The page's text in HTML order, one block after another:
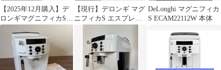
【2025年12月購入】デ
ロンギマグニフィカS
ECAM22112W
【現行】デロンギ マグ
ニフィカS エスプレッ
DeLonghi マグニフィカ
S ECAM22112W 本体